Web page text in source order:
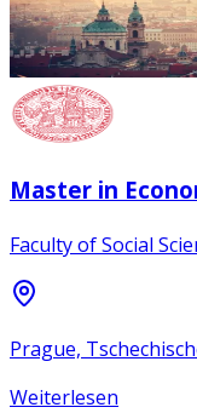
Master in
Faculty of Social
Prague,
Weiterlesen